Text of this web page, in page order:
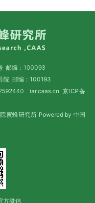
邮编：100093
邮编：100193
iar.caas.cn 京ICP备
蜜蜂研究所 Powered by 中国
方微信